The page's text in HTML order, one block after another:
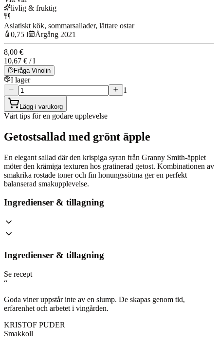
livlig & fruktig
Asiatiskt kök, sommarsallader, lättare ostar
0,75 l
Årgång 2021
8,00 €
10,67 € / l
Fråga Vinolin
I lager
1
Lägg i varukorg
Vårt tips för en godare upplevelse
Getostsallad med grönt äpple
En elegant sallad där den krispiga syran från Granny Smith-äpplet
möter den krämiga texturen hos gratinerad getost. Kombinationen av
smakrika rostade toner och fin honungssötma ger en perfekt
balanserad smakupplevelse.
Ingredienser & tillagning
Ingredienser & tillagning
Se recept
“
Goda viner uppstår inte av en slump. De skapas genom tid,
erfarenhet och arbetet i vingården.
KRISTOF PUDER
Smakkoll